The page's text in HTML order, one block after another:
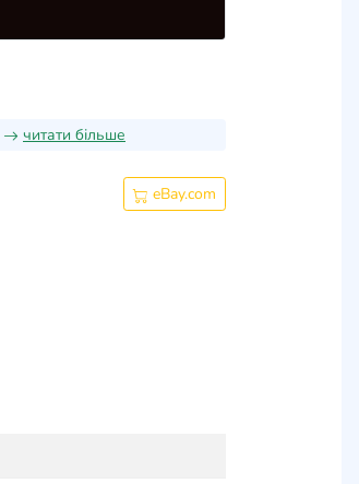
читати більше
eBay.com